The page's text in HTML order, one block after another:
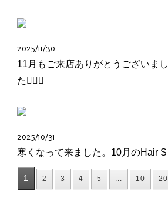
2025/11/30
11月もご来店ありがとうございまし
た🙇🏻‍♂️
2025/10/31
寒くなって来ました。10月のHair S
1 2 3 4 5 ... 10 20